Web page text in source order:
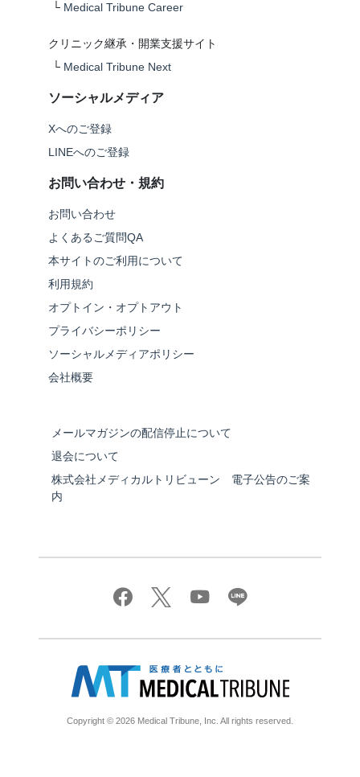
└ Medical Tribune Career
クリニック継承・開業支援サイト
└ Medical Tribune Next
ソーシャルメディア
Xへのご登録
LINEへのご登録
お問い合わせ・規約
お問い合わせ
よくあるご質問QA
本サイトのご利用について
利用規約
オプトイン・オプトアウト
プライバシーポリシー
ソーシャルメディアポリシー
会社概要
メールマガジンの配信停止について
退会について
株式会社メディカルトリビューン 電子公告のご案
内
Copyright © 2026 Medical Tribune, Inc. All rights reserved.